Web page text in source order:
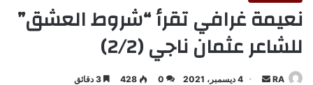
نعيمة غرافي تقرأ “شروط العشق”
للشاعر عثمان ناجي (2/2)
RA
أرسل 4 ديسمبر، 2021 0
428